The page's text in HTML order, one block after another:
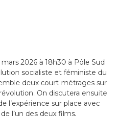
2026 à 18h30 à Pôle Sud
socialiste et féministe du
deux court-métrages sur
On discutera ensuite
l’expérience sur place avec
l’un des deux films.